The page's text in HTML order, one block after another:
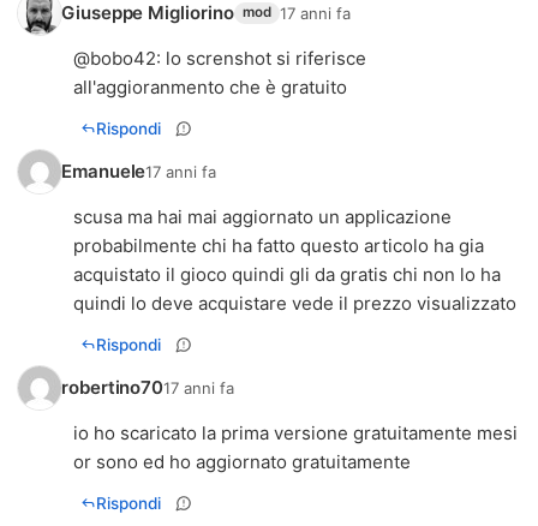
Giuseppe Migliorino mod 17 anni fa
@bobo42: lo screnshot si riferisce
all'aggioranmento che è gratuito
Rispondi
Emanuele17 anni fa
scusa ma hai mai aggiornato un applicazione
probabilmente chi ha fatto questo articolo ha gia
acquistato il gioco quindi gli da gratis chi non lo ha
quindi lo deve acquistare vede il prezzo visualizzato
Rispondi
robertino7017 anni fa
io ho scaricato la prima versione gratuitamente mesi
or sono ed ho aggiornato gratuitamente
Rispondi